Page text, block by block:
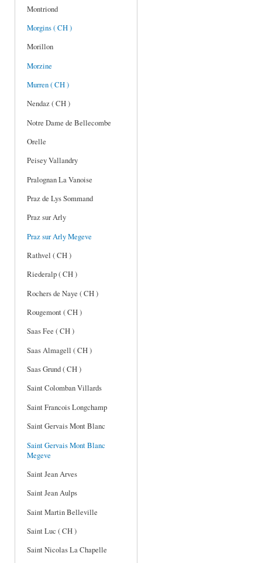
Montriond
Morgins ( CH )
Morillon
Morzine
Murren ( CH )
Nendaz ( CH )
Notre Dame de Bellecombe
Orelle
Peisey Vallandry
Pralognan La Vanoise
Praz de Lys Sommand
Praz sur Arly
Praz sur Arly Megeve
Rathvel ( CH )
Riederalp ( CH )
Rochers de Naye ( CH )
Rougemont ( CH )
Saas Fee ( CH )
Saas Almagell ( CH )
Saas Grund ( CH )
Saint Colomban Villards
Saint Francois Longchamp
Saint Gervais Mont Blanc
Saint Gervais Mont Blanc
Megeve
Saint Jean Arves
Saint Jean Aulps
Saint Martin Belleville
Saint Luc ( CH )
Saint Nicolas La Chapelle